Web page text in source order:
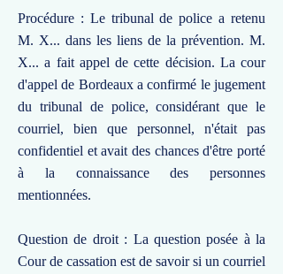
Procédure : Le tribunal de police a retenu
M. X... dans les liens de la prévention. M.
X... a fait appel de cette décision. La cour
d'appel de Bordeaux a confirmé le jugement
du tribunal de police, considérant que le
courriel, bien que personnel, n'était pas
confidentiel et avait des chances d'être porté
à la connaissance des personnes
mentionnées.
Question de droit : La question posée à la
Cour de cassation est de savoir si un courriel